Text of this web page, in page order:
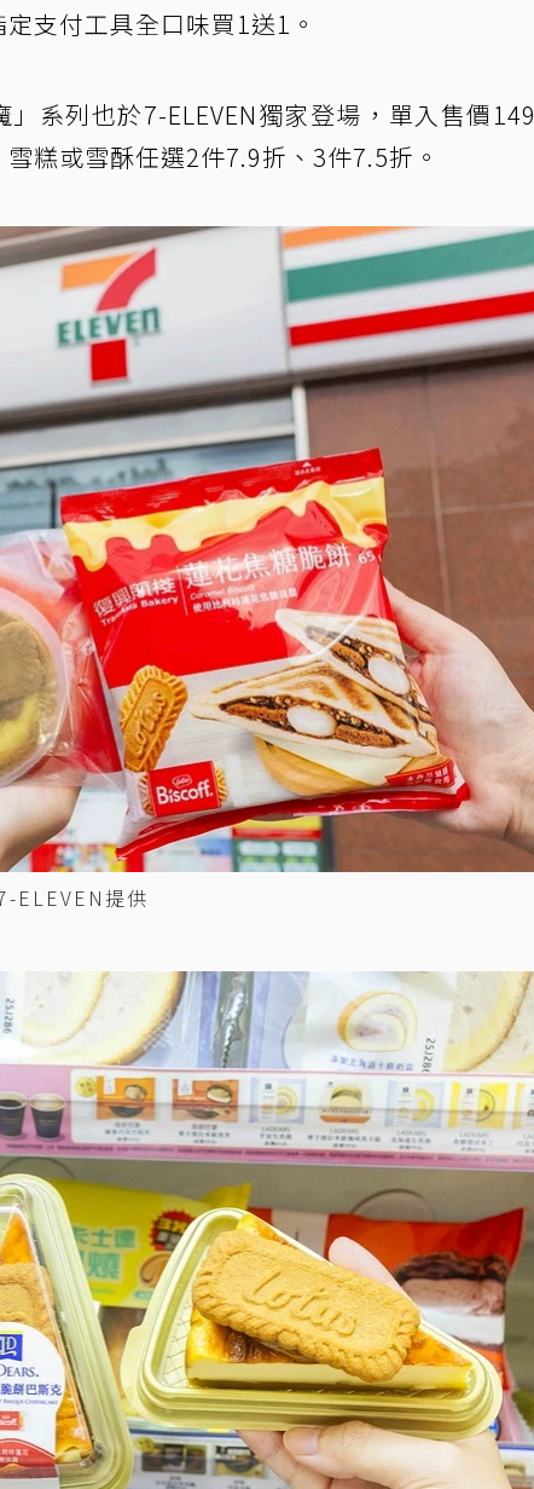
支付工具全口味買1送1。
」系列也於7-ELEVEN獨家登場，單入售價149
糕或雪酥任選2件7.9折、3件7.5折。
ELEVEN提供